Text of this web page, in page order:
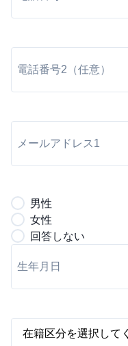
男性
女性
回答しない